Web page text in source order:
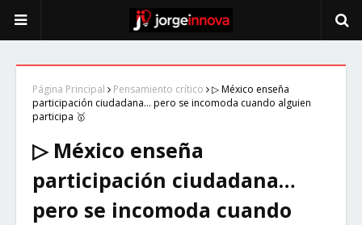
Página Principal Pensamiento crítico
▷ México enseña
participación ciudadana… pero se incomoda cuando alguien
participa 🥇
▷ México enseña
participación ciudadana…
pero se incomoda cuando